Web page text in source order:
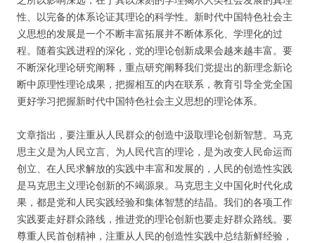
性、以完备的体系论证其理论的科学性。新时代中国特色社会主
义思想的发展是一个不断丰富拓展并不断体系化、学理化的过
程。随着实践进程的深化，党的理论创新成果会越来越丰富。要
不断深化理论研究阐释，重点研究阐释我们党提出的新理念新论
断中原理性理论成果，把握相互的内在联系，教育引导全党全国
更好学习把握新时代中国特色社会主义思想的理论体系。
文章指出，要注重从人民群众的创造中汲取理论创新智慧。马克
思主义是为人民立言、为人民代言的理论，是为改变人民命运而
创立、在人民求解放的实践中丰富和发展的，人民的创造性实践
是马克思主义理论创新的不竭源泉。马克思主义中国化时代化成
果，都是党和人民实践经验和集体智慧的结晶。我们的各项工作
实践要走好群众路线，推进党的理论创新也要走好群众路线。要
尊重人民首创精神，注重从人民的创造性实践中总结新鲜经验，